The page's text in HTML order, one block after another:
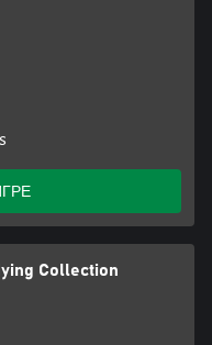
Collection